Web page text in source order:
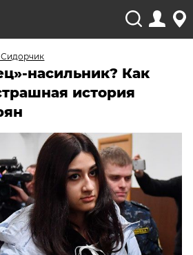
насильник? Как
история